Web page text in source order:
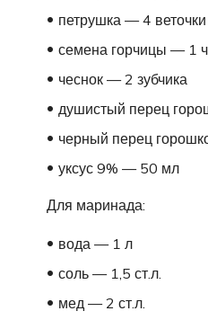
петрушка — 4 веточки
семена горчицы — 1
чеснок — 2 зубчика
душистый перец
черный перец
уксус 9% — 50 мл
Для маринада:
вода — 1 л
соль — 1,5 ст.л.
мед — 2 ст.л.